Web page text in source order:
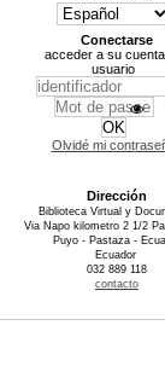
Conectarse
acceder a su
usuario
Olvidé mi
Dirección
Biblioteca Virtual y
Via Napo kilometro 2 1/2
Puyo - Pastaza -
Ecuador
032 889 118
contacto